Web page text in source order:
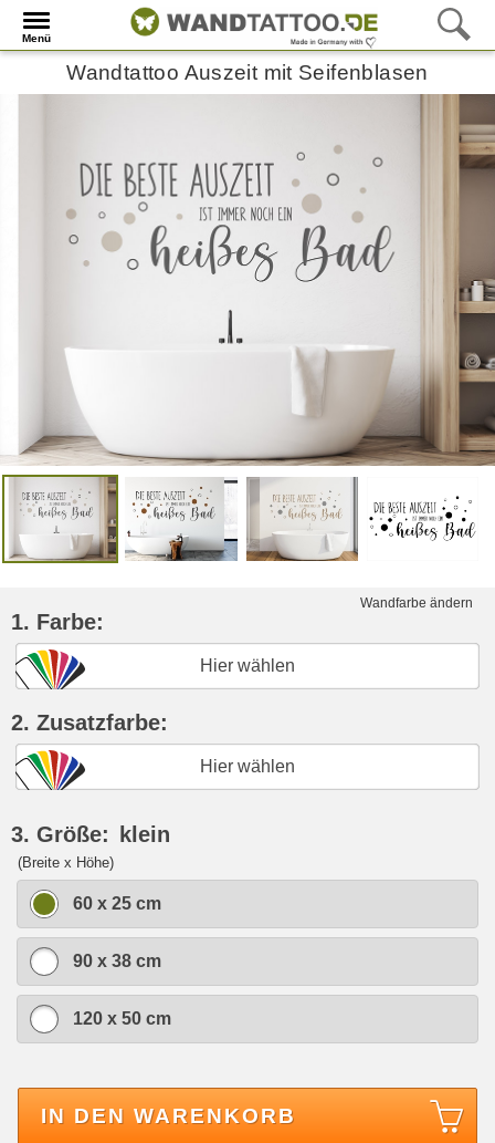
Menü
Wandtattoo Auszeit mit Seifenblasen
Wandfarbe ändern
1. Farbe:
Hier wählen
2. Zusatzfarbe:
Hier wählen
3. Größe: klein
(Breite x Höhe)
60 x 25 cm
90 x 38 cm
120 x 50 cm
IN DEN WARENKORB